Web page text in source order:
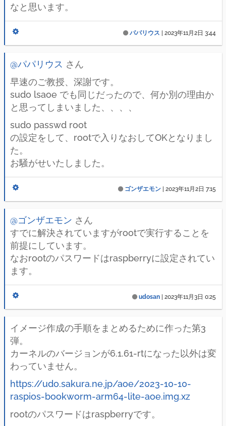
なと思います。
パパリウス 2023年11月2日 3:44
@パパリウス さん
早速のご教授、深謝です。
sudo lsaoe でも同じだったので、何か別の理由か
と思ってしまいました、、、、
sudo passwd root
の設定をして、rootで入りなおしてOKとなりまし
た。
お騒がせいたしました。
ゴンザエモン 2023年11月2日 7:15
@ゴンザエモン さん
すでに解決されていますがrootで実行することを
前提にしています。
なおrootのパスワードはraspberryに設定されてい
ます。
udosan 2023年11月3日 0:25
イメージ作成の手順をまとめるために作った第3
弾。
カーネルのバージョンが6.1.61-rtになった以外は変
わっていません。
https://udo.sakura.ne.jp/aoe/2023-10-10-
raspios-bookworm-arm64-lite-aoe.img.xz
rootのパスワードはraspberryです。